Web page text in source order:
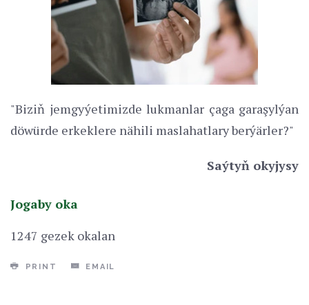
"Biziň jemgyýetimizde lukmanlar çaga garaşylýan
döwürde erkeklere nähili maslahatlary berýärler?"
Saýtyň okyjysy
Jogaby oka
1247 gezek okalan
PRINT EMAIL